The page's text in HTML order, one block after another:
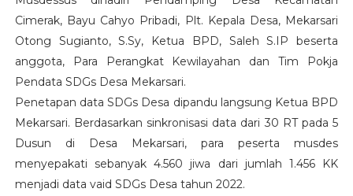
Cimerak, Bayu Cahyo Pribadi, Plt. Kepala Desa, Mekarsari
Otong Sugianto, S.Sy, Ketua BPD, Saleh S.IP beserta
anggota, Para Perangkat Kewilayahan dan Tim Pokja
Pendata SDGs Desa Mekarsari.
Penetapan data SDGs Desa dipandu langsung Ketua BPD
Mekarsari. Berdasarkan sinkronisasi data dari 30 RT pada 5
Dusun di Desa Mekarsari, para peserta musdes
menyepakati sebanyak 4.560 jiwa dari jumlah 1.456 KK
menjadi data vaid SDGs Desa tahun 2022.